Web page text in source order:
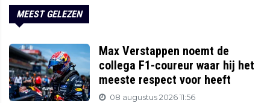
MEEST GELEZEN
Max Verstappen noemt de
collega F1-coureur waar hij het
meeste respect voor heeft
08 augustus 2026 11:56